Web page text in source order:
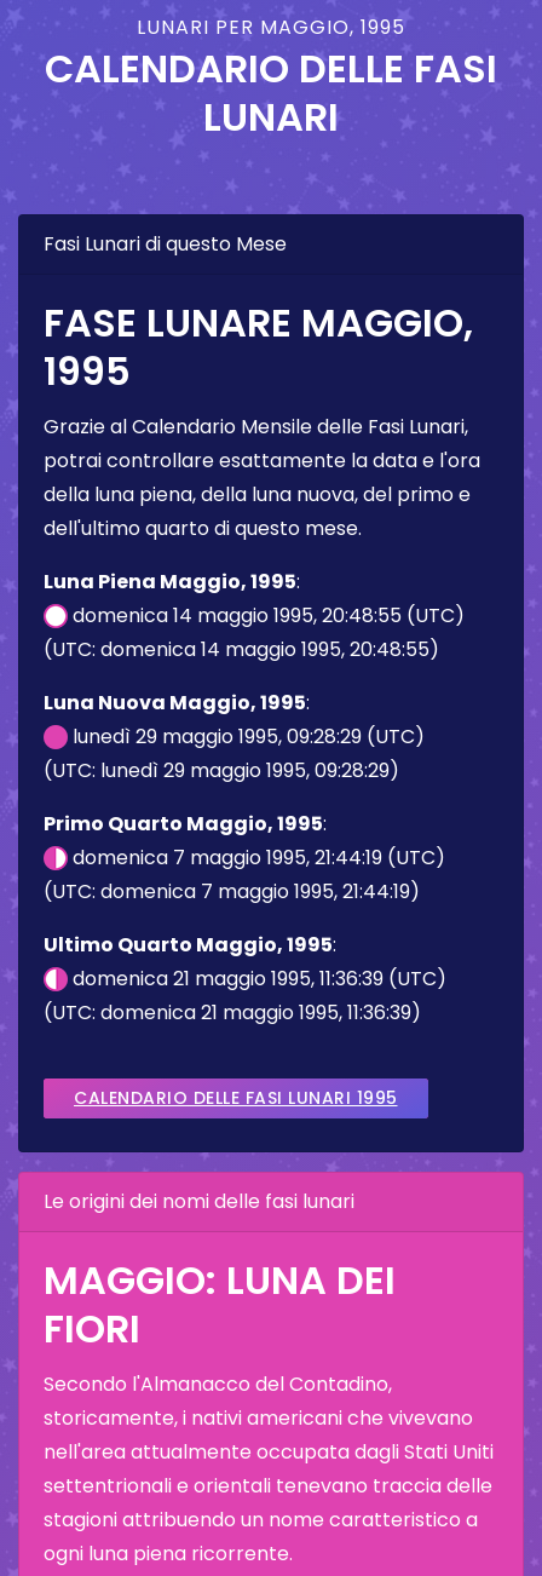
LUNARI PER MAGGIO, 1995
CALENDARIO DELLE FASI
LUNARI
Fasi Lunari di questo Mese
FASE LUNARE MAGGIO,
1995
Grazie al Calendario Mensile delle Fasi Lunari,
potrai controllare esattamente la data e l'ora
della luna piena, della luna nuova, del primo e
dell'ultimo quarto di questo mese.
Luna Piena Maggio, 1995:
domenica 14 maggio 1995, 20:48:55 (UTC)
(UTC: domenica 14 maggio 1995, 20:48:55)
Luna Nuova Maggio, 1995:
lunedì 29 maggio 1995, 09:28:29 (UTC)
(UTC: lunedì 29 maggio 1995, 09:28:29)
Primo Quarto Maggio, 1995:
domenica 7 maggio 1995, 21:44:19 (UTC)
(UTC: domenica 7 maggio 1995, 21:44:19)
Ultimo Quarto Maggio, 1995:
domenica 21 maggio 1995, 11:36:39 (UTC)
(UTC: domenica 21 maggio 1995, 11:36:39)
CALENDARIO DELLE FASI LUNARI 1995
Le origini dei nomi delle fasi lunari
MAGGIO: LUNA DEI
FIORI
Secondo l'Almanacco del Contadino,
storicamente, i nativi americani che vivevano
nell'area attualmente occupata dagli Stati Uniti
settentrionali e orientali tenevano traccia delle
stagioni attribuendo un nome caratteristico a
ogni luna piena ricorrente.